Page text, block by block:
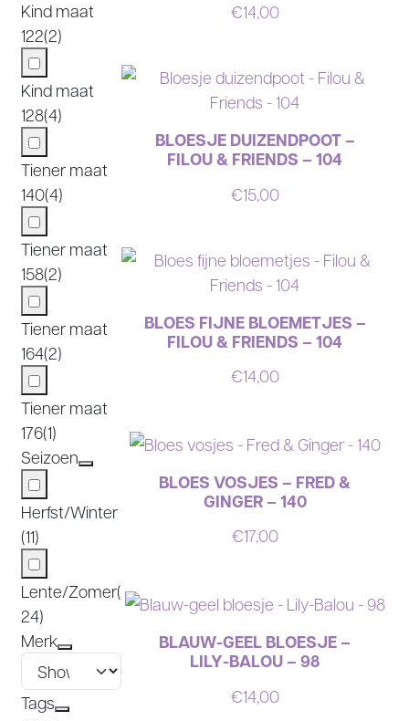
Kind maat
122(2)
Kind maat
128(4)
Tiener maat
140(4)
Tiener maat
158(2)
Tiener maat
164(2)
Tiener maat
176(1)
Seizoen
Herfst/Winter
(11)
Lente/Zomer(
24)
Merk
Tags
€14,00
BLOESJE DUIZENDPOOT –
FILOU & FRIENDS – 104
€15,00
BLOES FIJNE BLOEMETJES –
FILOU & FRIENDS – 104
€14,00
BLOES VOSJES – FRED &
GINGER – 140
€17,00
BLAUW-GEEL BLOESJE –
LILY-BALOU – 98
€14,00